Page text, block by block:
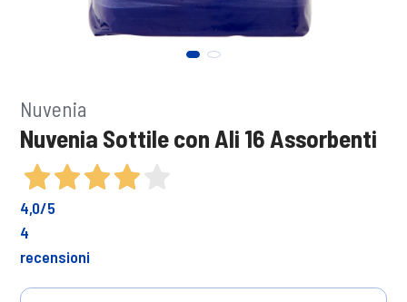
Nuvenia
Nuvenia Sottile con Ali 16 Assorbenti
4,0/5
4
recensioni